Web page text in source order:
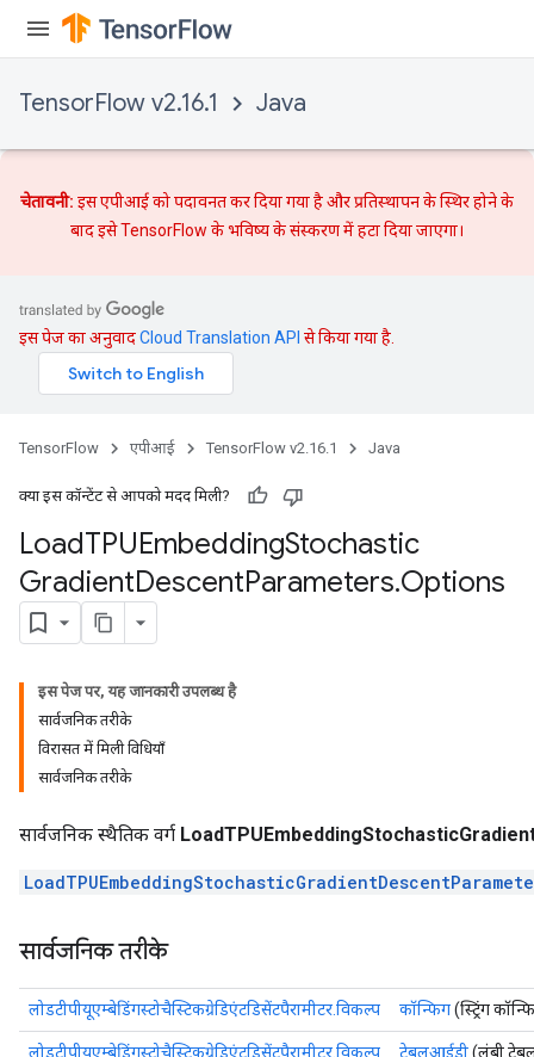
TensorFlow v2.16.1 Java
चेतावनी: इस एपीआई को पदावनत कर दिया गया है औरप्रतिस्थापनके स्थिर होने के
बाद इसे TensorFlow के भविष्य के संस्करण में हटा दिया जाएगा।
इस पेज का अनुवादCloud Translation API से किया गया है.
TensorFlow एपीआई TensorFlow v2.16.1 Java
क्या इस कॉन्टेंट से आपको मदद मिली?
LoadTPUEmbeddingStochastic
GradientDescentParameters.Options
इस पेज पर, यह जानकारी उपलब्ध है
सार्वजनिक तरीके
विरासत में मिली विधियाँ
सार्वजनिक तरीके
सार्वजनिक स्थैतिक वर्ग
सार्वजनिक तरीके
लोडटीपीयूएम्बेडिंगस्टोचैस्टिकग्रेडिएंटडिसेंटपैरामीटर.विकल्प कॉन्फिग(स्ट्रिंग
लोडटीपीयूएम्बेडिंगस्टोचैस्टिकग्रेडिएंटडिसेंटपैरामीटर.विकल्प टेबलआईडी(लंबी